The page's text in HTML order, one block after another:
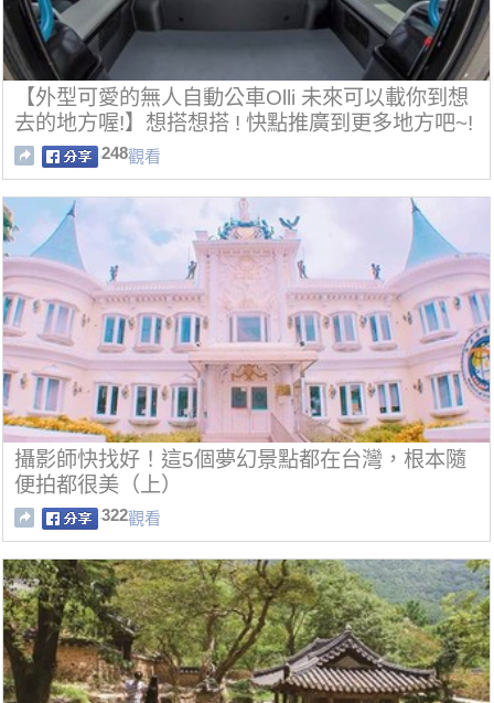
【外型可愛的無人自動公車Olli 未來可以載你到想
去的地方喔!】想搭想搭 ! 快點推廣到更多地方吧~!
248觀看
攝影師快找好！這5個夢幻景點都在台灣，根本隨
便拍都很美（上）
322觀看